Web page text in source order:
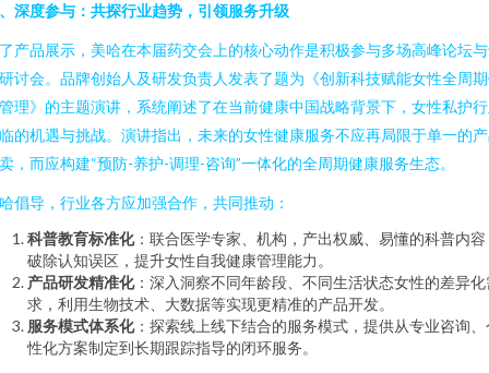
深度参与：共探行业趋势，引领服务升级
产品展示，美哈在本届药交会上的核心动作是积极参与多场高峰论坛
讨会。品牌创始人及研发负责人发表了题为《创新科技赋能女性全周
理》的主题演讲，系统阐述了在当前健康中国战略背景下，女性私护
的机遇与挑战。演讲指出，未来的女性健康服务不应再局限于单一的
，而应构建“预防-养护-调理-咨询”一体化的全周期健康服务生态。
倡导，行业各方应加强合作，共同推动：
科普教育标准化：联合医学专家、机构，产出权威、易懂的科普内容
破除认知误区，提升女性自我健康管理能力。
产品研发精准化：深入洞察不同年龄段、不同生活状态女性的差异化
求，利用生物技术、大数据等实现更精准的产品开发。
服务模式体系化：探索线上线下结合的服务模式，提供从专业咨询、
性化方案制定到长期跟踪指导的闭环服务。